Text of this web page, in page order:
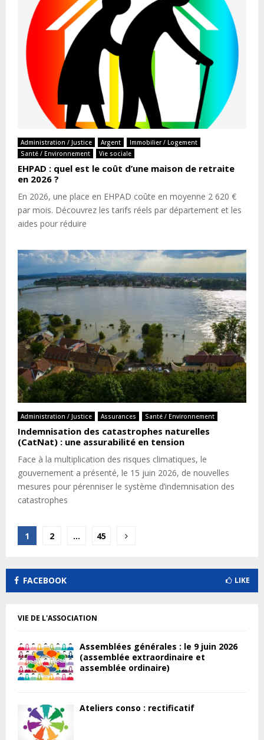
Administration / Justice Argent
Immobilier / Logement
Santé / Environnement
Vie sociale
EHPAD : quel est le coût d’une maison de retraite
en 2026 ?
En 2026, une place en EHPAD coûte en moyenne 2 620 €
par mois. Découvrez les tarifs réels par département et les
aides pour réduire
Administration / Justice Assurances Santé / Environnement
Indemnisation des catastrophes naturelles
(CatNat) : une assurabilité en tension
Face à la multiplication des risques climatiques, le
gouvernement a présenté, le 15 juin 2026, de nouvelles
mesures pour pérenniser le système d’indemnisation des
catastrophes
Pagination
publications
1 2 … 45
FACEBOOK LIKE
VIE DE L'ASSOCIATION
Assemblées générales : le 9 juin 2026
(assemblée extraordinaire et
assemblée ordinaire)
Ateliers conso : rectificatif